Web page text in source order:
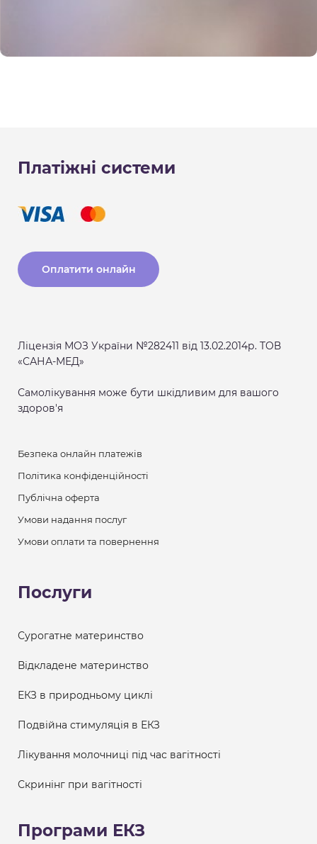
Платіжні системи
Оплатити онлайн
Ліцензія МОЗ України №282411 від 13.02.2014р. ТОВ
«САНА-МЕД»
Самолікування може бути шкідливим для вашого
здоров'я
Безпека онлайн платежів
Політика конфіденційності
Публічна оферта
Умови надання послуг
Умови оплати та повернення
Послуги
Сурогатне материнство
Відкладене материнство
ЕКЗ в природньому циклі
Подвійна стимуляція в ЕКЗ
Лікування молочниці під час вагітності
Скринінг при вагітності
Програми ЕКЗ